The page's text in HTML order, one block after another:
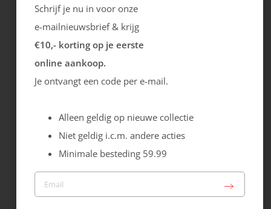
City Stride Grants
Schrijf je nu in voor onze
e-mailnieuwsbrief & krijg
€10,- korting op je eerste
online aankoop.
Je ontvangt een code per e-mail.
Alleen geldig op nieuwe collectie
Niet geldig i.c.m. andere acties
Minimale besteding 59.99